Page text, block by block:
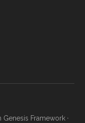
Genesis Framework·